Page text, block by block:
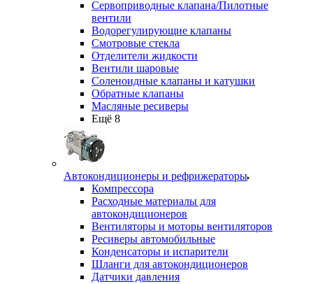
Сервоприводные клапана/Пилотные
вентили
Водорегулирующие клапаны
Смотровые стекла
Отделители жидкости
Вентили шаровые
Соленоидные клапаны и катушки
Обратные клапаны
Масляные ресиверы
Ещё 8
Автокондиционеры и рефрижераторы
Компрессора
Расходные материалы для
автокондиционеров
Вентиляторы и моторы вентиляторов
Ресиверы автомобильные
Конденсаторы и испарители
Шланги для автокондиционеров
Датчики давления